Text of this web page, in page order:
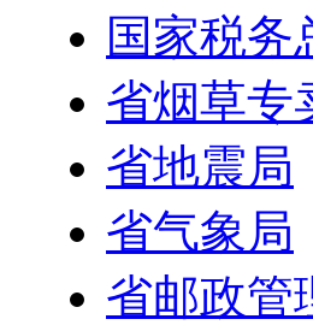
国家税务
省烟草专
省地震局
省气象局
省邮政管